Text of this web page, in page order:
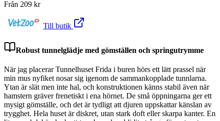
Från 209 kr
Till butik
Robust tunnelglädje med gömställen och springutrymme
När jag placerar Tunnelhuset Frida i buren hörs ett lätt prassel när
min mus nyfiket nosar sig igenom de sammankopplade tunnlarna.
Ytan är slät men inte hal, och konstruktionen känns stabil även när
hamstern gräver frenetiskt i ena hörnet. De små öppningarna ger ett
mysigt gömställe, och det är tydligt att djuren uppskattar känslan av
trygghet. Hela huset är diskret, utan stark doft eller skarpa kanter. En